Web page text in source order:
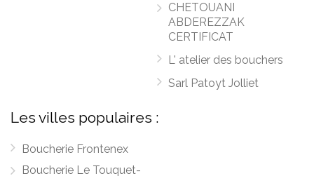
CHETOUANI
ABDEREZZAK
CERTIFICAT
L' atelier des bouchers
Sarl Patoyt Jolliet
Les villes populaires :
Boucherie Frontenex
Boucherie Le Touquet-